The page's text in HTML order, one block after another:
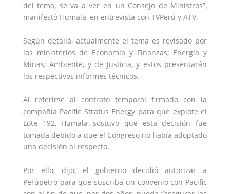
del tema, se va a ver en un Consejo de Ministros”,
manifestó Humala, en entrevista con TVPerú y ATV.
Según detalló, actualmente el tema es revisado por
los ministerios de Economía y Finanzas; Energía y
Minas; Ambiente, y de Justicia, y estos presentarán
los respectivos informes técnicos.
Al referirse al contrato temporal firmado con la
compañía Pacific Stratus Energy para que explote el
Lote 192, Humala sostuvo que esta decisión fue
tomada debido a que el Congreso no había adoptado
una decisión al respecto.
Por ello, dijo, el gobierno decidió autorizar a
Perúpetro para que suscriba un convenio con Pacific